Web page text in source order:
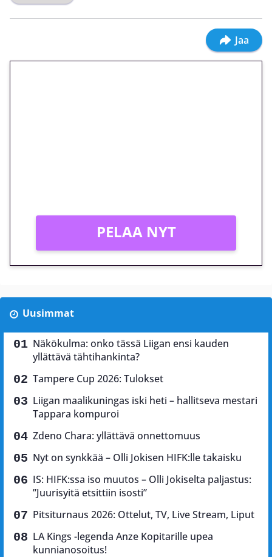
Jaa
PELAA NYT
Uusimmat
Näkökulma: onko tässä Liigan ensi kauden
yllättävä tähtihankinta?
Tampere Cup 2026: Tulokset
Liigan maalikuningas iski heti – hallitseva mestari
Tappara kompuroi
Zdeno Chara: yllättävä onnettomuus
Nyt on synkkää – Olli Jokisen HIFK:lle takaisku
IS: HIFK:ssa iso muutos – Olli Jokiselta paljastus:
”Juurisyitä etsittiin isosti”
Pitsiturnaus 2026: Ottelut, TV, Live Stream, Liput
LA Kings -legenda Anze Kopitarille upea
kunnianosoitus!